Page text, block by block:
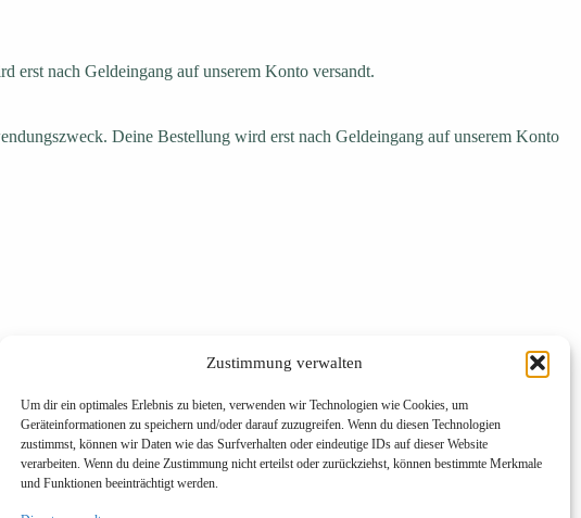
Zustimmung verwalten
Um dir ein optimales Erlebnis zu bieten, verwenden wir Technologien wie Cookies, um
Geräteinformationen zu speichern und/oder darauf zuzugreifen. Wenn du diesen Technologien
zustimmst, können wir Daten wie das Surfverhalten oder eindeutige IDs auf dieser Website
verarbeiten. Wenn du deine Zustimmung nicht erteilst oder zurückziehst, können bestimmte Merkmale
und Funktionen beeinträchtigt werden.
erst nach Geldeingang auf unserem Konto versandt.
Deine Bestellung wird erst nach Geldeingang auf unserem Konto